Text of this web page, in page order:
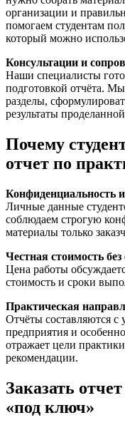
организации и
помогаем студентам
который можно
Консультации и
Наши специалисты
подготовкой отчёта.
разделы,
результаты
Почему
отчет по
Конфиденциальность и
Личные данные
соблюдаем строгую
материалы только
Честная стоимость
Цена работы
стоимость и сроки
Практическая
Отчёты составляются с
предприятия и
отражает цели
рекомендации.
Заказать
«под ключ»